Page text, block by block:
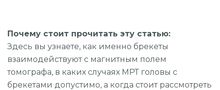
Прицельный снимок (1 зуб)
Составление плана операции по результатам КТ
Панорамный снимок (все зубы)
Почему стоит прочитать эту статью:
Здесь вы узнаете, как именно брекеты
взаимодействуют с магнитным полем
томографа, в каких случаях МРТ головы с
брекетами допустимо, а когда стоит рассмотреть